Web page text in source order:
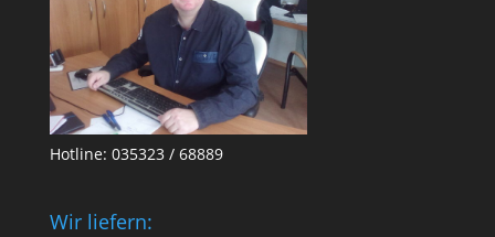
Hotline: 035323 / 68889
Wir liefern: